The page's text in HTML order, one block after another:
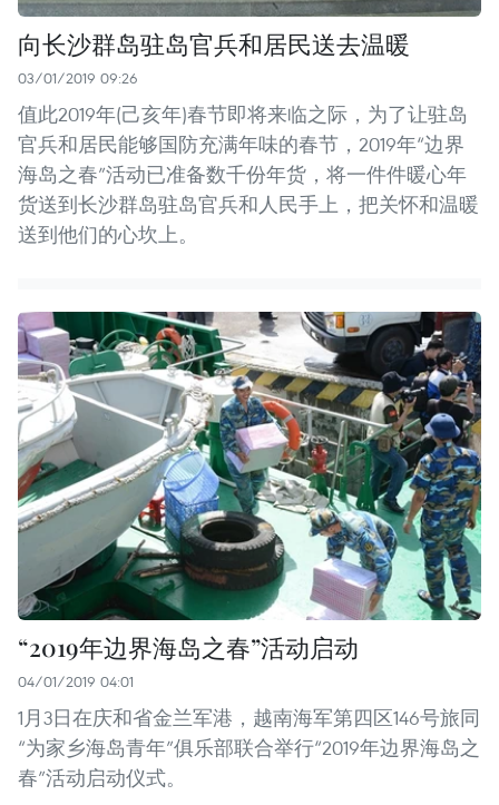
向长沙群岛驻岛官兵和居民送去温暖
03/01/2019 09:26
值此2019年(己亥年)春节即将来临之际，为了让驻岛
官兵和居民能够国防充满年味的春节，2019年“边界
海岛之春”活动已准备数千份年货，将一件件暖心年
货送到长沙群岛驻岛官兵和人民手上，把关怀和温暖
送到他们的心坎上。
“2019年边界海岛之春”活动启动
04/01/2019 04:01
1月3日在庆和省金兰军港，越南海军第四区146号旅同
“为家乡海岛青年”俱乐部联合举行“2019年边界海岛之
春”活动启动仪式。